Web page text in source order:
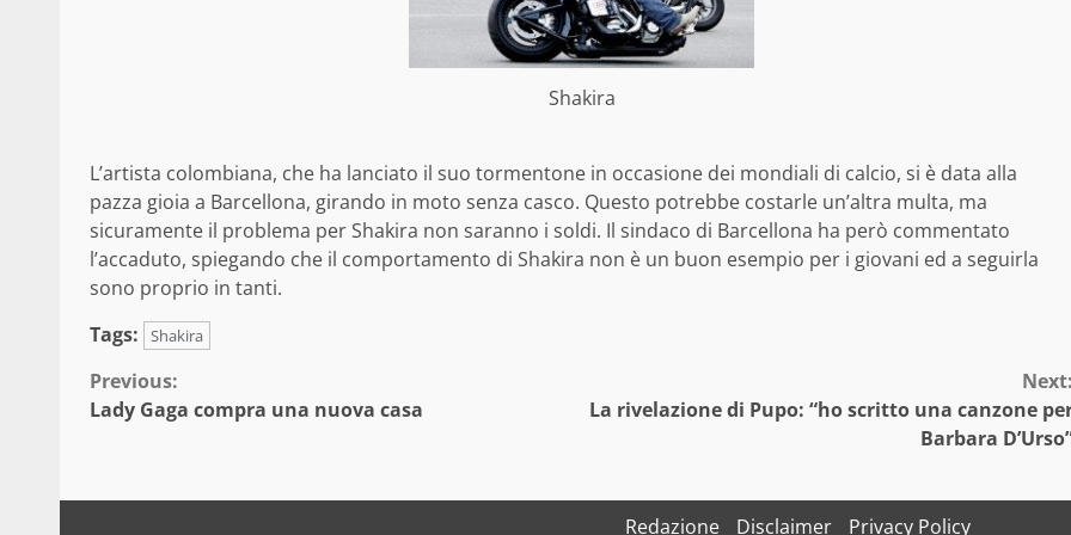
Shakira
L’artista colombiana, che ha lanciato il suo tormentone in occasione dei mondiali di calcio, si è data alla
pazza gioia a Barcellona, girando in moto senza casco. Questo potrebbe costarle un’altra multa, ma
sicuramente il problema per Shakira non saranno i soldi. Il sindaco di Barcellona ha però commentato
l’accaduto, spiegando che il comportamento di Shakira non è un buon esempio per i giovani ed a seguirla
sono proprio in tanti.
Tags:
Shakira
Continue
Reading
Previous:
Lady Gaga compra una nuova casa
Next:
La rivelazione di Pupo: “ho scritto una canzone
Barbara
Redazione Disclaimer Privacy Policy